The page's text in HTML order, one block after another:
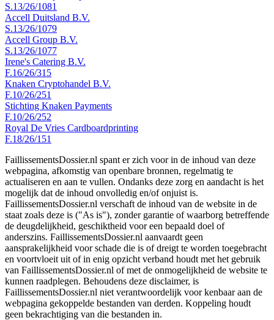
S.13/26/1081
Accell Duitsland B.V.
S.13/26/1079
Accell Group B.V.
S.13/26/1077
Irene's Catering B.V.
F.16/26/315
Knaken Cryptohandel B.V.
F.10/26/251
Stichting Knaken Payments
F.10/26/252
Royal De Vries Cardboardprinting
F.18/26/151
FaillissementsDossier.nl spant er zich voor in de inhoud van deze
webpagina, afkomstig van openbare bronnen, regelmatig te
actualiseren en aan te vullen. Ondanks deze zorg en aandacht is het
mogelijk dat de inhoud onvolledig en/of onjuist is.
FaillissementsDossier.nl verschaft de inhoud van de website in de
staat zoals deze is ("As is"), zonder garantie of waarborg betreffende
de deugdelijkheid, geschiktheid voor een bepaald doel of
anderszins. FaillissementsDossier.nl aanvaardt geen
aansprakelijkheid voor schade die is of dreigt te worden toegebracht
en voortvloeit uit of in enig opzicht verband houdt met het gebruik
van FaillissementsDossier.nl of met de onmogelijkheid de website te
kunnen raadplegen. Behoudens deze disclaimer, is
FaillissementsDossier.nl niet verantwoordelijk voor kenbaar aan de
webpagina gekoppelde bestanden van derden. Koppeling houdt
geen bekrachtiging van die bestanden in.